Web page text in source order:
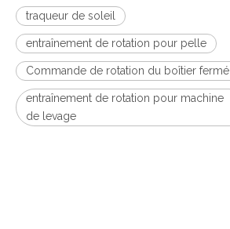
traqueur de soleil
entraînement de rotation pour pelle
Commande de rotation du boîtier fermé
entraînement de rotation pour machine
de levage